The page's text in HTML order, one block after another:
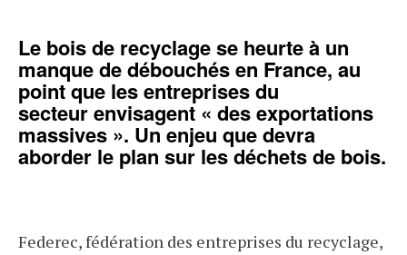
Le bois de recyclage se heurte à un
manque de débouchés en France, au
point que les entreprises du
secteur envisagent « des exportations
massives ». Un enjeu que devra
aborder le plan sur les déchets de bois.
Federec, fédération des entreprises du recyclage,